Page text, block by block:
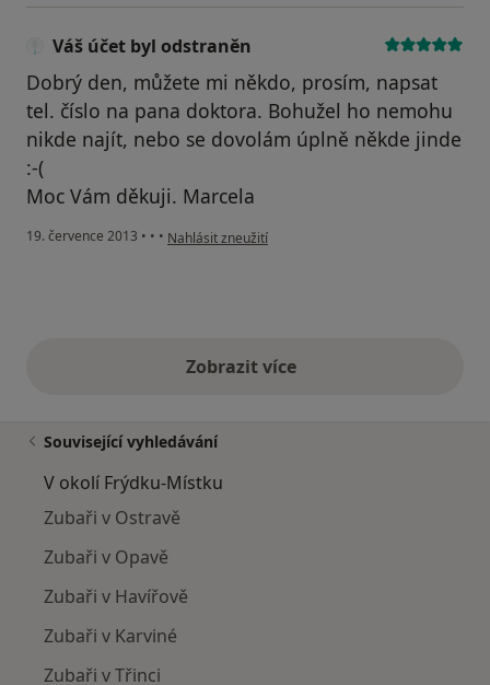
Váš účet byl odstraněn
Dobrý den, můžete mi někdo, prosím, napsat
tel. číslo na pana doktora. Bohužel ho nemohu
nikde najít, nebo se dovolám úplně někde jinde
:-(
Moc Vám děkuji. Marcela
19. července 2013 • • • podle názoru uživatele Váš účet byl odstraněn
Nahlásit zneužití
Zobrazit vícevýše uvedené názory
Související vyhledávání
V okolí Frýdku-Místku
Zubaři v Ostravě
Zubaři v Opavě
Zubaři v Havířově
Zubaři v Karviné
Zubaři v Třinci